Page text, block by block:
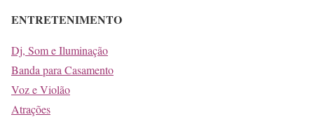
ENTRETENIMENTO
Dj, Som e Iluminação
Banda para Casamento
Voz e Violão
Atrações